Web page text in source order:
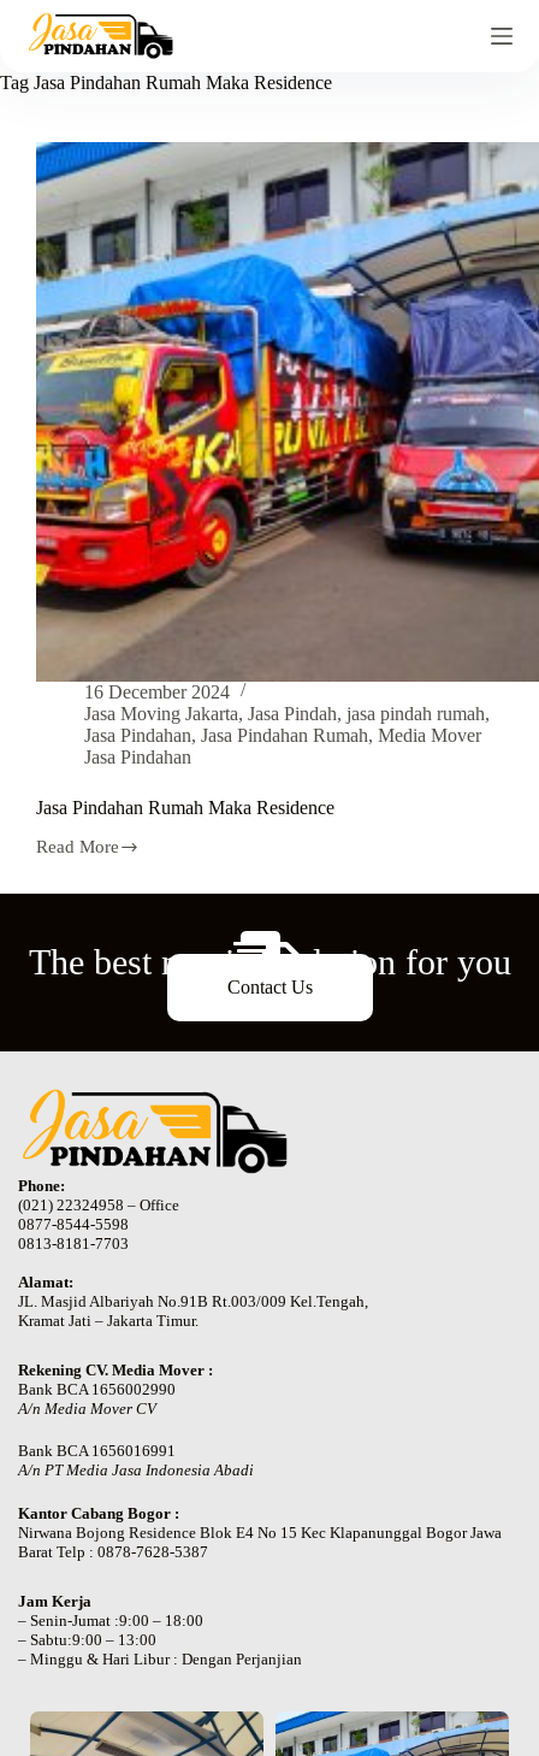
Tag Jasa Pindahan Rumah Maka Residence
16 December 2024
Jasa Moving Jakarta, Jasa Pindah, jasa pindah rumah,
Jasa Pindahan, Jasa Pindahan Rumah, Media Mover
Jasa Pindahan
Jasa Pindahan Rumah Maka Residence
Read More
The best moving solution for you
Contact Us
Phone:
(021) 22324958 – Office
0877-8544-5598
0813-8181-7703
Alamat:
JL. Masjid Albariyah No.91B Rt.003/009 Kel.Tengah,
Kramat Jati – Jakarta Timur.
Rekening CV. Media Mover :
Bank BCA 1656002990
A/n Media Mover CV
Bank BCA 1656016991
A/n PT Media Jasa Indonesia Abadi
Kantor Cabang Bogor :
Nirwana Bojong Residence Blok E4 No 15 Kec Klapanunggal Bogor Jawa
Barat Telp : 0878-7628-5387
Jam Kerja
– Senin-Jumat :9:00 – 18:00
– Sabtu:9:00 – 13:00
– Minggu & Hari Libur : Dengan Perjanjian